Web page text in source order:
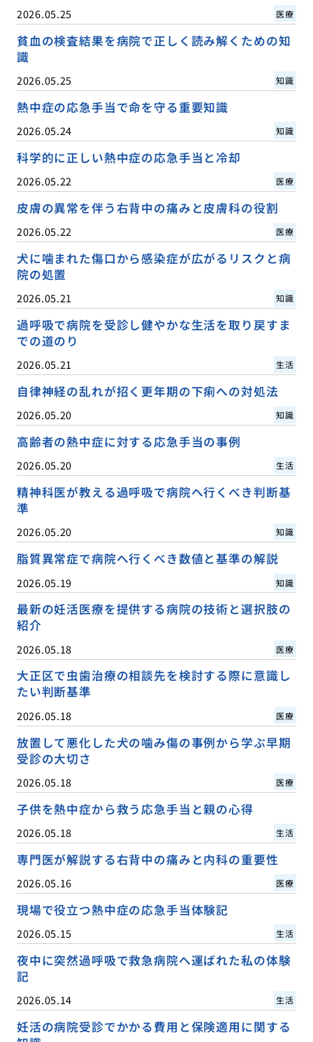
2026.05.25 医療
貧血の検査結果を病院で正しく読み解くための知
識
2026.05.25 知識
熱中症の応急手当で命を守る重要知識
2026.05.24 知識
科学的に正しい熱中症の応急手当と冷却
2026.05.22 医療
皮膚の異常を伴う右背中の痛みと皮膚科の役割
2026.05.22 医療
犬に噛まれた傷口から感染症が広がるリスクと病
院の処置
2026.05.21 知識
過呼吸で病院を受診し健やかな生活を取り戻すま
での道のり
2026.05.21 生活
自律神経の乱れが招く更年期の下痢への対処法
2026.05.20 知識
高齢者の熱中症に対する応急手当の事例
2026.05.20 生活
精神科医が教える過呼吸で病院へ行くべき判断基
準
2026.05.20 知識
脂質異常症で病院へ行くべき数値と基準の解説
2026.05.19 知識
最新の妊活医療を提供する病院の技術と選択肢の
紹介
2026.05.18 医療
大正区で虫歯治療の相談先を検討する際に意識し
たい判断基準
2026.05.18 医療
放置して悪化した犬の噛み傷の事例から学ぶ早期
受診の大切さ
2026.05.18 医療
子供を熱中症から救う応急手当と親の心得
2026.05.18 生活
専門医が解説する右背中の痛みと内科の重要性
2026.05.16 医療
現場で役立つ熱中症の応急手当体験記
2026.05.15 生活
夜中に突然過呼吸で救急病院へ運ばれた私の体験
記
2026.05.14 生活
妊活の病院受診でかかる費用と保険適用に関する